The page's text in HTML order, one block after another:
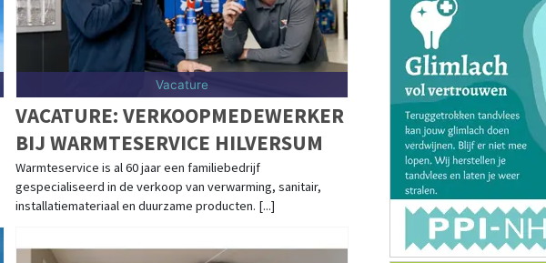
Vacature
VACATURE: VERKOOPMEDEWERKER
BIJ WARMTESERVICE HILVERSUM
Warmteservice is al 60 jaar een familiebedrijf
gespecialiseerd in de verkoop van verwarming, sanitair,
installatiemateriaal en duurzame producten. [...]